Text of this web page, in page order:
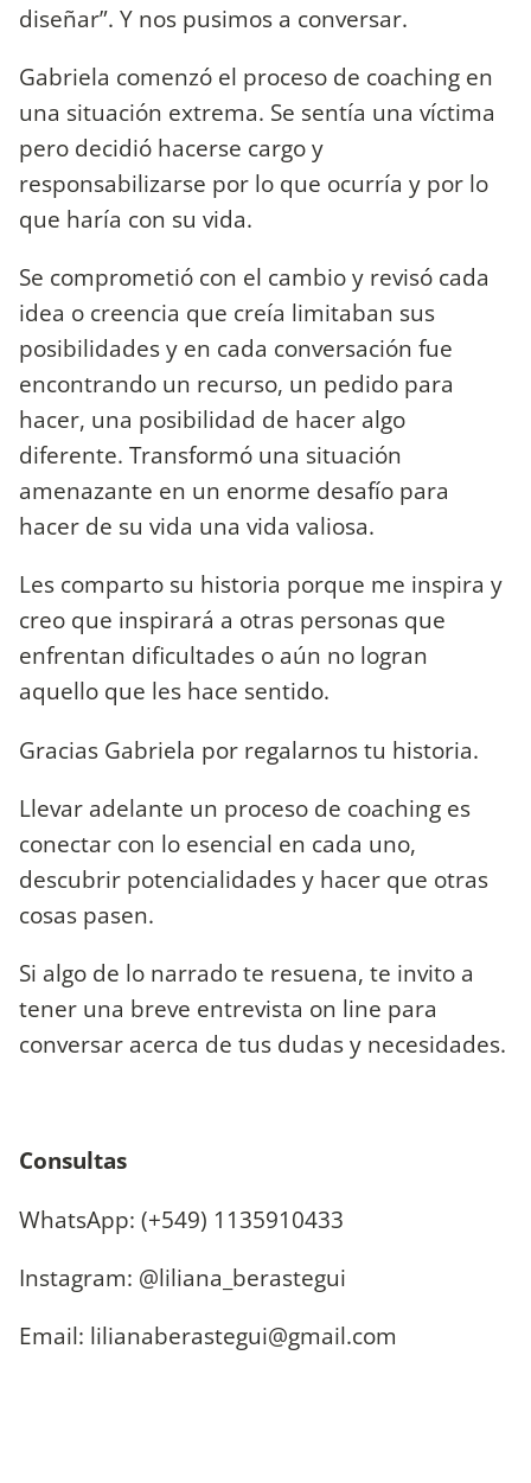
diseñar”. Y nos pusimos a conversar.
Gabriela comenzó el proceso de coaching en
una situación extrema. Se sentía una víctima
pero decidió hacerse cargo y
responsabilizarse por lo que ocurría y por lo
que haría con su vida.
Se comprometió con el cambio y revisó cada
idea o creencia que creía limitaban sus
posibilidades y en cada conversación fue
encontrando un recurso, un pedido para
hacer, una posibilidad de hacer algo
diferente. Transformó una situación
amenazante en un enorme desafío para
hacer de su vida una vida valiosa.
Les comparto su historia porque me inspira y
creo que inspirará a otras personas que
enfrentan dificultades o aún no logran
aquello que les hace sentido.
Gracias Gabriela por regalarnos tu historia.
Llevar adelante un proceso de coaching es
conectar con lo esencial en cada uno,
descubrir potencialidades y hacer que otras
cosas pasen.
Si algo de lo narrado te resuena, te invito a
tener una breve entrevista on line para
conversar acerca de tus dudas y necesidades.
Consultas
WhatsApp: (+549) 1135910433
Instagram: @liliana_berastegui
Email: lilianaberastegui@gmail.com